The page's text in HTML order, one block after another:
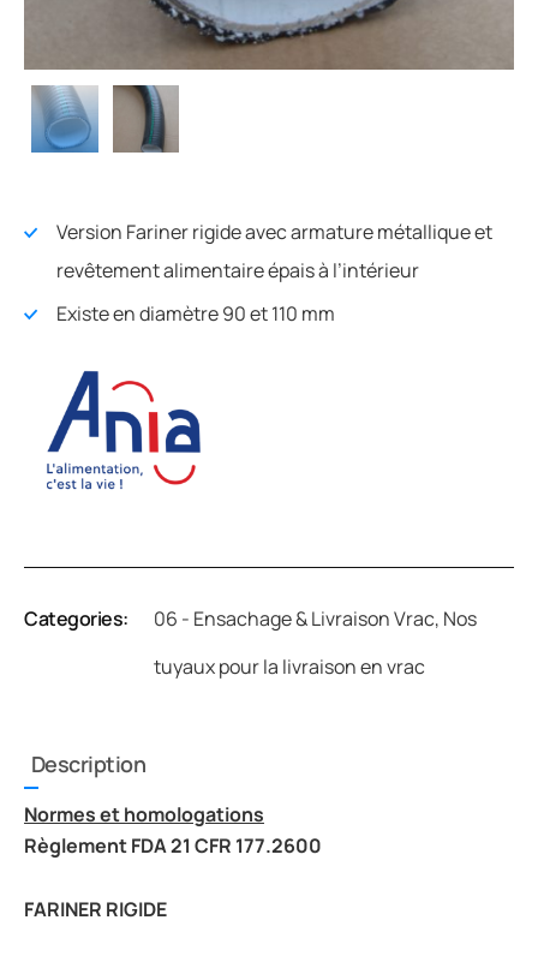
Version Fariner rigide avec armature métallique et
revêtement alimentaire épais à l’intérieur
Existe en diamètre 90 et 110 mm
Categories: 06 - Ensachage & Livraison Vrac, Nos
tuyaux pour la livraison en vrac
Description
Normes et homologations
Règlement FDA 21 CFR 177.2600
FARINER RIGIDE